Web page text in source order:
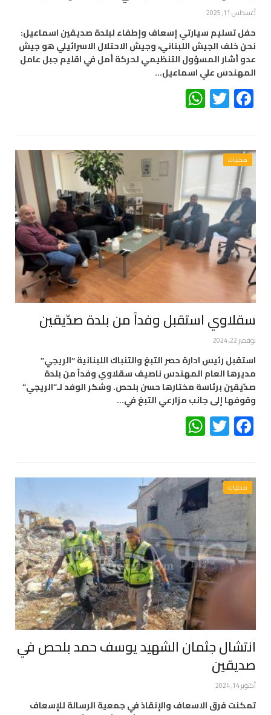
أغسطس 11, 2025
حفل تسليم سيارتي إسعاف وإطفاء لبلدة صديقين اسماعيل:
نحن خلف الجيش اللبناني، وجيش الاحتلال الاسرائيلي هو جيش
عدو أشار المسؤول التنظيمي لحركة أمل في اقليم جبل عامل
المهندس علي اسماعيل…
Facebook
Twitter
محليات
سقلاوي استقبل وفداً من بلدة صدّيقين
نوفمبر 22, 2024
استقبل رئيس ادارة حصر التبغ والتنباك اللبنانية “الريجي”
مديرها العام المهندس ناصيف سقلاوي وفداً من بلدة
صدّيقين برئاسة مختارها حسن بلحص. وشكر الوفد لـ”الريجي”
وقوفها إلى جانب مزارعي التبغ في…
Facebook
Twitter
محليات
انتشال جثمان الشهيد يوسف حمد بلحص في
صديقين
أكتوبر 14, 2024
تمكنت فرق الاسعاف والإنقاذ في جمعية الرسالة للإسعاف